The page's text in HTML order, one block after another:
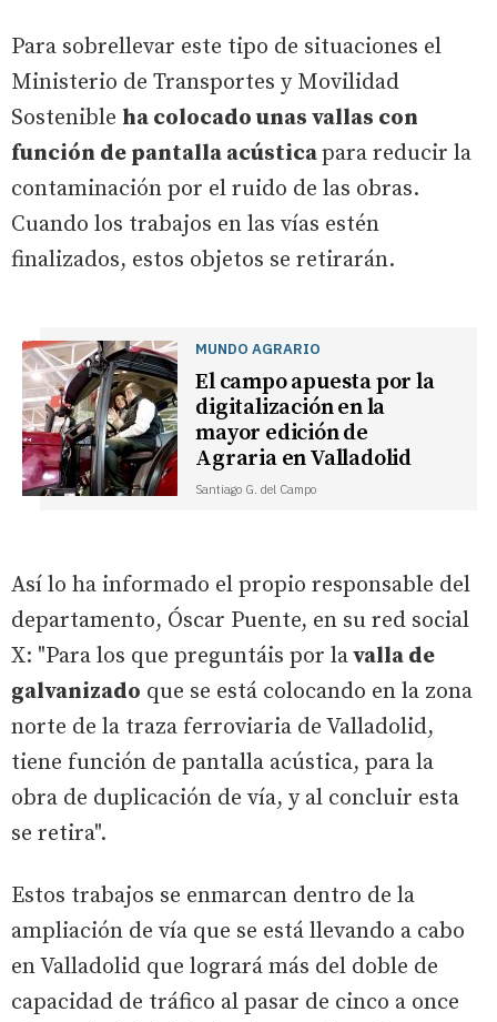
Para sobrellevar este tipo de situaciones el
Ministerio de Transportes y Movilidad
Sostenible ha colocado unas vallas con
función de pantalla acústicapara reducir la
contaminación por el ruido de las obras.
Cuando los trabajos en las vías estén
finalizados, estos objetos se retirarán.
MUNDO AGRARIO
El campo apuesta por la
digitalización en la
mayor edición de
Agraria en Valladolid
Santiago G. del Campo
Así lo ha informado el propio responsable del
departamento, Óscar Puente, en su red social
X: "Para los que preguntáis por lavalla de
galvanizado que se está colocando en la zona
norte de la traza ferroviaria de Valladolid,
tiene función de pantalla acústica, para la
obra de duplicación de vía, y al concluir esta
se retira".
Estos trabajos se enmarcan dentro de la
ampliación de vía que se está llevando a cabo
en Valladolid que logrará más del doble de
capacidad de tráfico al pasar de cinco a once